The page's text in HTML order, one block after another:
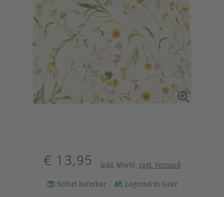
€ 13,95 inkl. MwSt. zzgl. Versand
Sofort lieferbar Lagernd in Graz